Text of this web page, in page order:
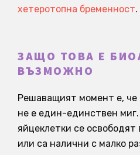
хетеротопна бременност.
ЗАЩО ТОВА Е
ВЪЗМОЖНО
Решаващият момент е, че
не е един-единствен миг.
яйцеклетки се
или са налични с малко